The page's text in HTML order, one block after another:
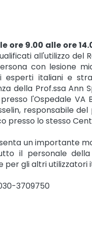
ore 9.00 alle ore
all'utilizzo del
con lesione
esperti italiani e
della Prof.ssa Ann
l'Ospedale VA
responsabile
presso lo stesso
un importante
il personale
per gli altri utilizzatori
3709750